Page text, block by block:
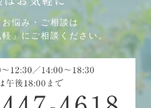
悩み・ご相談は
軽」にご相談ください。